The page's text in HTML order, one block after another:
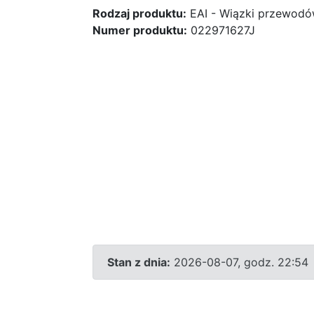
Rodzaj produktu: EAI - Wiązki
Numer produktu: 022971627J
Stan z dnia: 2026-08-07, godz. 22:54